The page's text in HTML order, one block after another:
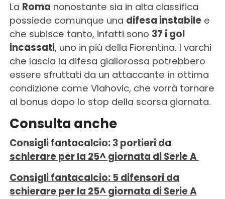
La Roma nonostante sia in alta classifica
possiede comunque una difesa instabilee
che subisce tanto, infatti sono 37 i gol
incassati, uno in più della Fiorentina. I varchi
che lascia la difesa giallorossa potrebbero
essere sfruttati da un attaccante in ottima
condizione come Vlahovic, che vorrà tornare
al bonus dopo lo stop della scorsa giornata.
Consulta anche
Consigli fantacalcio: 3 portieri da
schierare per la 25^ giornata di Serie A
Consigli fantacalcio: 5 difensori da
schierare per la 25^ giornata di Serie A